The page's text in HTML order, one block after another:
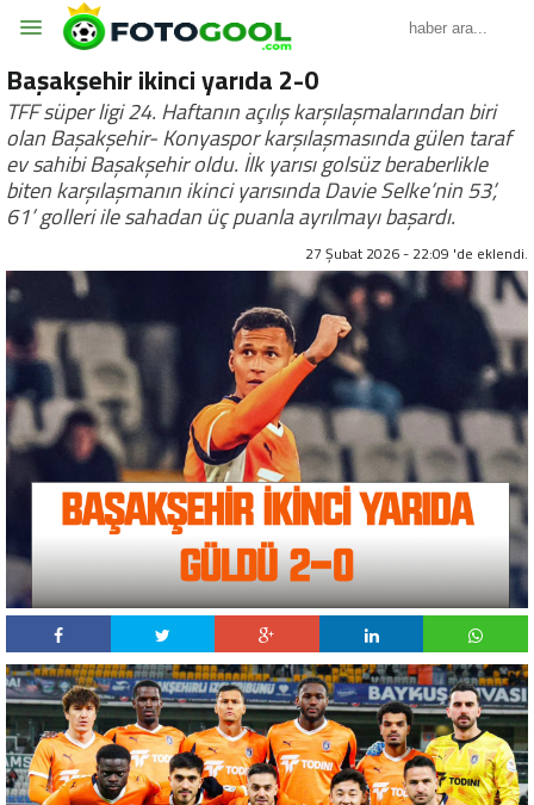
Başakşehir ikinci yarıda 2-0
TFF süper ligi 24. Haftanın açılış karşılaşmalarından biri
olan Başakşehir- Konyaspor karşılaşmasında gülen taraf
ev sahibi Başakşehir oldu. İlk yarısı golsüz beraberlikle
biten karşılaşmanın ikinci yarısında Davie Selke’nin 53’,
61’ golleri ile sahadan üç puanla ayrılmayı başardı.
27 Şubat 2026 - 22:09 'de eklendi.